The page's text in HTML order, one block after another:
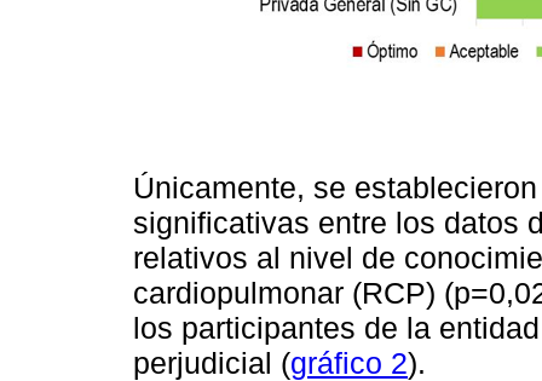
Únicamente, se
significativas entre los datos
relativos al nivel de
cardiopulmonar (RCP)
los participantes de la
perjudicial (gráfico 2).